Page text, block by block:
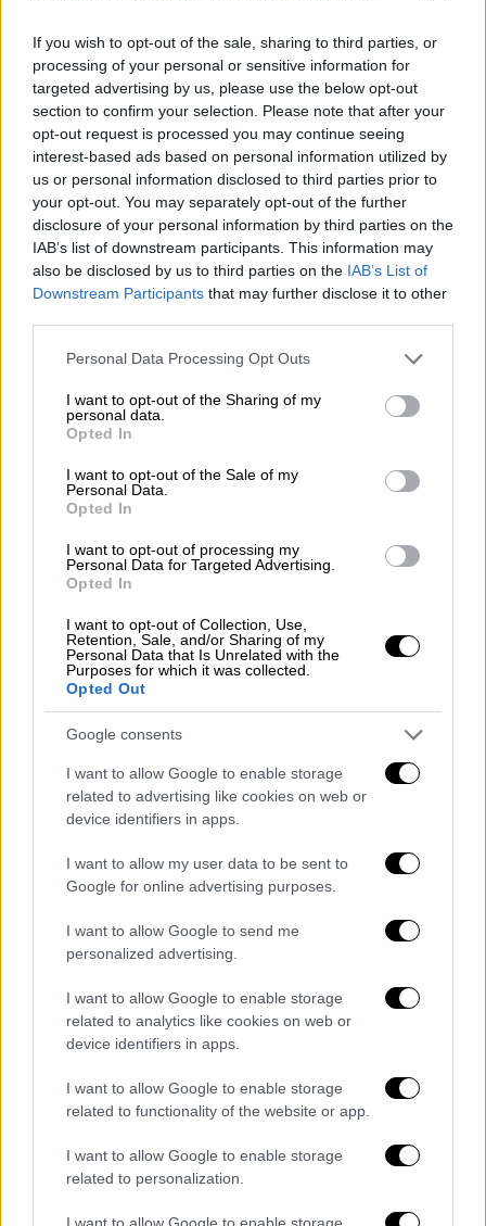
If you wish to opt-out of the sale, sharing to third parties, or
processing of your personal or sensitive information for
targeted advertising by us, please use the below opt-out
section to confirm your selection. Please note that after your
opt-out request is processed you may continue seeing
interest-based ads based on personal information utilized by
us or personal information disclosed to third parties prior to
your opt-out. You may separately opt-out of the further
disclosure of your personal information by third parties on the
IAB’s list of downstream participants. This information may
also be disclosed by us to third parties on the IAB’s List of
Downstream Participants that may further disclose it to other
Please note that this website/app uses one or more Google
not limited to your visit or usage behaviour. You may click to
grant or deny consent to Google and its third-party tags to
use your data for below specified purposes in below Google
consent section.
Personal Data Processing Opt Outs
I want to opt-out of the Sharing of my
personal data.
Opted In
I want to opt-out of the Sale of my
Personal Data.
Opted In
I want to opt-out of processing my
Personal Data for Targeted Advertising.
Opted In
I want to opt-out of Collection, Use,
Retention, Sale, and/or Sharing of my
Personal Data that Is Unrelated with the
Purposes for which it was collected.
Opted Out
Google consents
I want to allow Google to enable storage
related to advertising like cookies on web or
device identifiers in apps.
I want to allow my user data to be sent to
Google for online advertising purposes.
I want to allow Google to send me
personalized advertising.
I want to allow Google to enable storage
related to analytics like cookies on web or
device identifiers in apps.
I want to allow Google to enable storage
related to functionality of the website or app.
I want to allow Google to enable storage
related to personalization.
I want to allow Google to enable storage
εκφράστηκε με υβριστικότατους
χαρακτηρισμούς κατά της ηγεσίας του
Αρείου Πάγου(προέδρου και εισαγγελέως)
και του εφέτη ανακριτή που χειρίζεται την
υπόθεση τουτραγικού σιδηροδρομικού
δυστυχήματος σταΤέμπη.
ΔΙΑΒΑΣΤΕ ΕΠΙΣΗΣ
Ελλάδα|13.02.2025 11:53
Γυναικοκτονία στις Σέρρες:
Αυτοκτόνησε ο 59χρονος που
φωτιά σε μαντρί και κάηκε ζωντανός
Αναλυτικά, η ανακοίνωση του κ.
ως εξής:
«Ως πρόεδρος των Πειθαρχικών Τμημάτων
Δ.Σ.Α.
έχω ασκήσει ήδη αυτεπαγγέλτως
δύο πειθαρχικές διώξεις κατά της
Δικηγόρου, η οποία από το μέσο κοινωνικής
δικτύωσης Facebook εκφράζεται κατά
τρόπο που θίγει το κύρος του δικηγορικού
λειτουργήματος και προκαλεί σχόλια και
δυσφήμιση σε βάρος του δικηγορικού
Σώματος, αναφερόμενη με υβριστικό τρόπο
των Τεμπών.
1. Την 27/01/2025 ασκήθηκε κατ' αυτής
πειθαρχική Δίωξη και ανατέθηκε σε
Πειθαρχικό Σύμβουλο η διερεύνηση της
πειθαρχικώς ελεγκτέας συμπεριφοράς της
2. Την 11/02/2025 έλαβα γνώση προσωπικά
από δημοσίευση αναρτήσεώς της στο
Facebook στην οποία εκφράζεται με